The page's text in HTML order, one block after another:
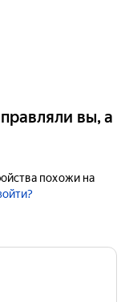
вы, а
похожи на